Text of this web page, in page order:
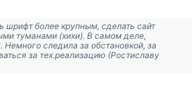
шрифт более крупным, сделать сайт
туманами (хихи). В самом деле,
следила за обстановкой, за
за тех.реализацию (Ростиславу